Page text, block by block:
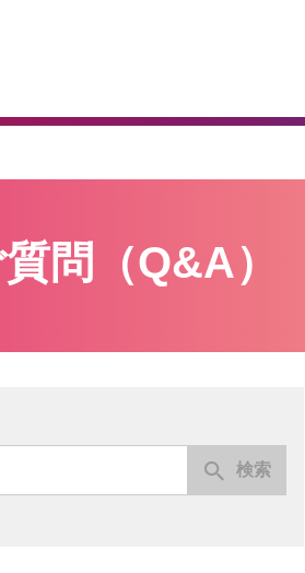
問（Q&A）